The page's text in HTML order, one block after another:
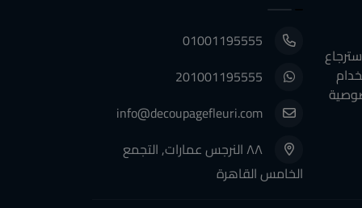
01001195555
201001195555
info@decoupagefleuri.com
٨٨ النرجس عمارات, التجمع
الخامس القاهرة